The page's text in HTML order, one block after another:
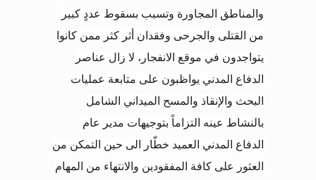
والمناطق المجاورة وتسبب بسقوط عددٍ كبير
من القتلى والجرحى وفقدان أثر كثر ممن كانوا
يتواجدون في موقع الانفجار، لا زال عناصر
الدفاع المدني يواظبون على متابعة عمليات
البحث والإنقاذ والمسح الميداني الشامل
بالنشاط عينه التزاماً بتوجيهات مدير عام
الدفاع المدني العميد خطّار الى حين التمكن من
العثور على كافة المفقودين والانتهاء من المهام